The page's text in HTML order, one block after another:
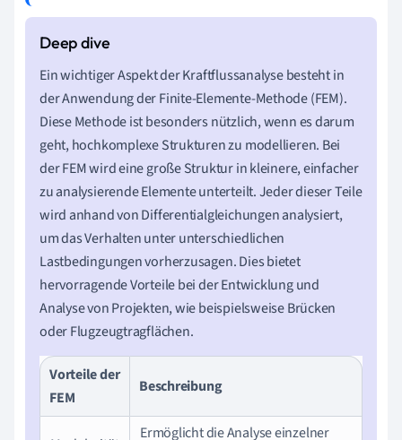
Ein wichtiger Aspekt der Kraftflussanalyse besteht in
der Anwendung der Finite-Elemente-Methode (FEM).
Diese Methode ist besonders nützlich, wenn es darum
geht, hochkomplexe Strukturen zu modellieren. Bei
der FEM wird eine große Struktur in kleinere, einfacher
zu analysierende Elemente unterteilt. Jeder dieser Teile
wird anhand von Differentialgleichungen analysiert,
um das Verhalten unter unterschiedlichen
Lastbedingungen vorherzusagen. Dies bietet
hervorragende Vorteile bei der Entwicklung und
Analyse von Projekten, wie beispielsweise Brücken
oder Flugzeugtragflächen.
Vorteile der
FEM
Beschreibung
Ermöglicht die Analyse einzelner